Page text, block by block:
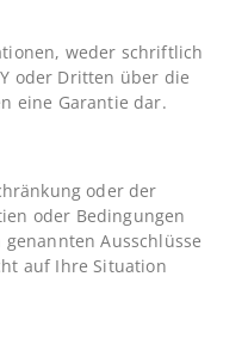
weder schriftlich
oder Dritten über die
eine Garantie dar.
oder der
oder Bedingungen
Ausschlüsse
auf Ihre Situation